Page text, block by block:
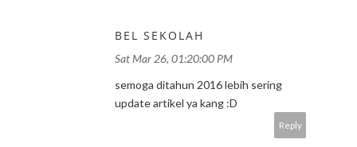
BEL SEKOLAH
Sat Mar 26, 01:20:00 PM
semoga ditahun 2016 lebih sering
update artikel ya kang :D
Reply